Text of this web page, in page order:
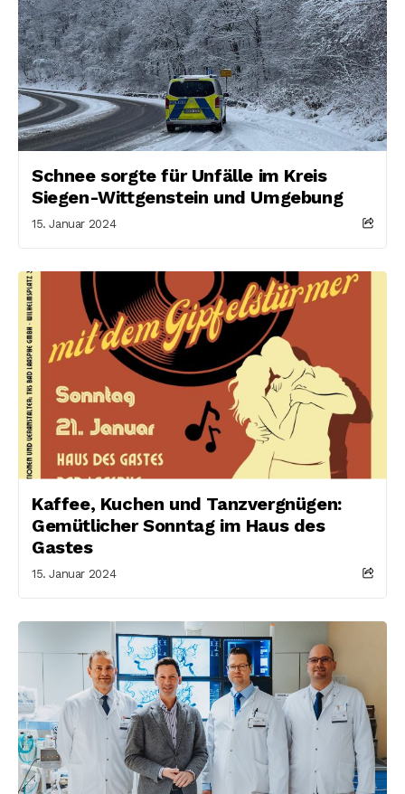
Schnee sorgte für Unfälle im Kreis
Siegen-Wittgenstein und Umgebung
15. Januar 2024
Kaffee, Kuchen und Tanzvergnügen:
Gemütlicher Sonntag im Haus des
Gastes
15. Januar 2024